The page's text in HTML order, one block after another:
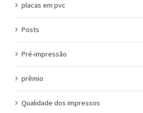
placas em pvc
Posts
Pré-impressão
prêmio
Qualidade dos impressos